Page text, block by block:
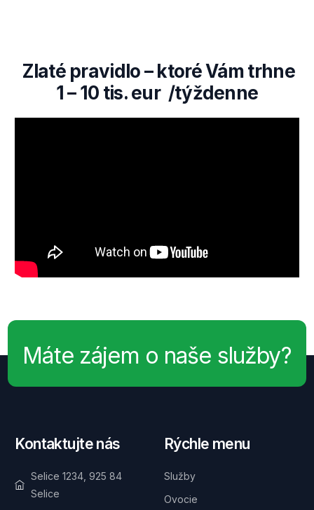
Zlaté pravidlo – ktoré Vám trhne
1 – 10 tis. eur /týždenne
Máte zájem o naše služby?
Kontaktujte nás
Selice 1234, 925 84
Selice
Rýchle menu
Služby
Ovocie